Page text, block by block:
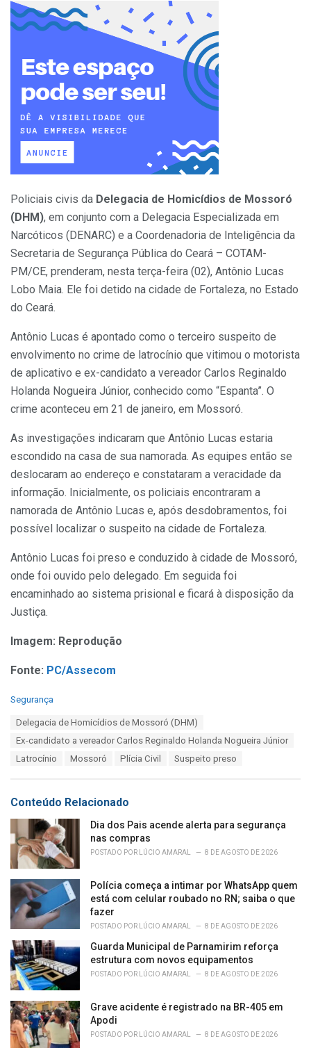
Policiais civis da Delegacia de Homicídios de Mossoró
(DHM), em conjunto com a Delegacia Especializada em
Narcóticos (DENARC) e a Coordenadoria de Inteligência da
Secretaria de Segurança Pública do Ceará – COTAM-
PM/CE, prenderam, nesta terça-feira (02), Antônio Lucas
Lobo Maia. Ele foi detido na cidade de Fortaleza, no Estado
do Ceará.
Antônio Lucas é apontado como o terceiro suspeito de
envolvimento no crime de latrocínio que vitimou o motorista
de aplicativo e ex-candidato a vereador Carlos Reginaldo
Holanda Nogueira Júnior, conhecido como “Espanta”. O
crime aconteceu em 21 de janeiro, em Mossoró.
As investigações indicaram que Antônio Lucas estaria
escondido na casa de sua namorada. As equipes então se
deslocaram ao endereço e constataram a veracidade da
informação. Inicialmente, os policiais encontraram a
namorada de Antônio Lucas e, após desdobramentos, foi
possível localizar o suspeito na cidade de Fortaleza.
Antônio Lucas foi preso e conduzido à cidade de Mossoró,
onde foi ouvido pelo delegado. Em seguida foi
encaminhado ao sistema prisional e ficará à disposição da
Justiça.
Imagem: Reprodução
Fonte: PC/Assecom
C
e
Segurança
Delegacia de Homicídios de Mossoró (DHM)
Ex-candidato a vereador Carlos Reginaldo Holanda Nogueira Júnior
Latrocínio
Mossoró Plícia Civil Suspeito preso
Conteúdo Relacionado
Dia dos Pais acende alerta para segurança
nas compras
POSTADO POR LÚCIO AMARAL 8 DE AGOSTO DE 2026
Polícia começa a intimar por WhatsApp quem
está com celular roubado no RN; saiba o que
fazer
POSTADO POR LÚCIO AMARAL 8 DE AGOSTO DE 2026
Guarda Municipal de Parnamirim reforça
estrutura com novos equipamentos
POSTADO POR LÚCIO AMARAL 8 DE AGOSTO DE 2026
Grave acidente é registrado na BR-405 em
Apodi
POSTADO POR LÚCIO AMARAL 8 DE AGOSTO DE 2026